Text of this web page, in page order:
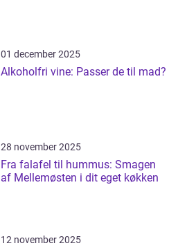
01 december 2025
Alkoholfri vine: Passer de til mad?
28 november 2025
Fra falafel til hummus: Smagen
af Mellemøsten i dit eget køkken
12 november 2025